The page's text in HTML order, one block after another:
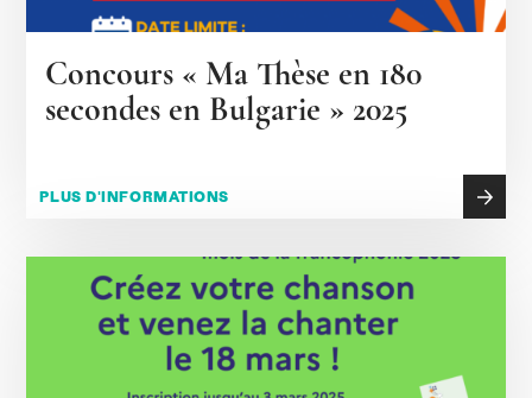
Concours « Ma Thèse en 180
secondes en Bulgarie » 2025
PLUS D'INFORMATIONS